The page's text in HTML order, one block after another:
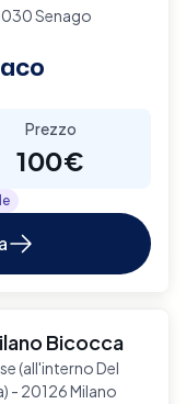
Senago
Prezzo
100€
Bicocca
(all'interno Del
- 20126 Milano